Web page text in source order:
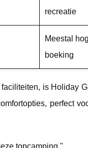
recreatie
Meestal
boeking
is Holiday
perfect
topcamping."